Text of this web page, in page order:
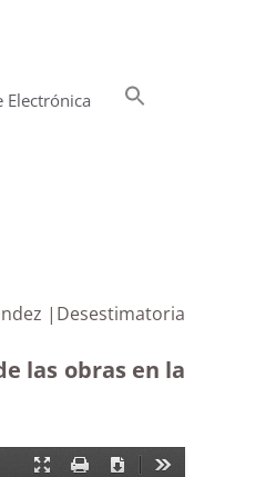
Electrónica
|Desestimatoria
las obras en la